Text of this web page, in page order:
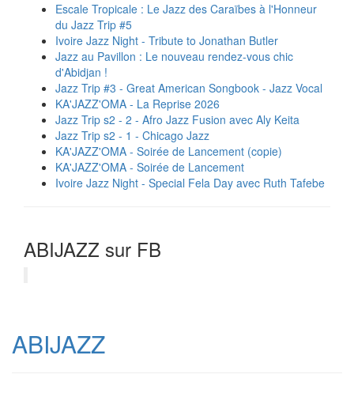
Escale Tropicale : Le Jazz des Caraïbes à l'Honneur
du Jazz Trip #5
Ivoire Jazz Night - Tribute to Jonathan Butler
Jazz au Pavillon : Le nouveau rendez-vous chic
d'Abidjan !
Jazz Trip #3 - Great American Songbook - Jazz Vocal
KA'JAZZ'OMA - La Reprise 2026
Jazz Trip s2 - 2 - Afro Jazz Fusion avec Aly Keita
Jazz Trip s2 - 1 - Chicago Jazz
KA'JAZZ'OMA - Soirée de Lancement (copie)
KA'JAZZ'OMA - Soirée de Lancement
Ivoire Jazz Night - Special Fela Day avec Ruth Tafebe
ABIJAZZ sur FB
ABIJAZZ